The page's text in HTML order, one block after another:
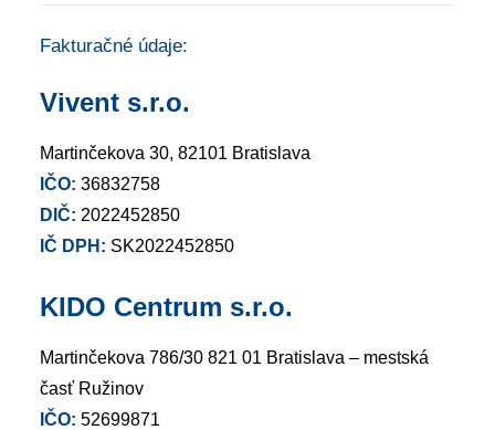
Fakturačné údaje:
Vivent s.r.o.
Martinčekova 30, 82101 Bratislava
IČO: 36832758
DIČ: 2022452850
IČ DPH: SK2022452850
KIDO Centrum s.r.o.
Martinčekova 786/30 821 01 Bratislava – mestská
časť Ružinov
IČO: 52699871